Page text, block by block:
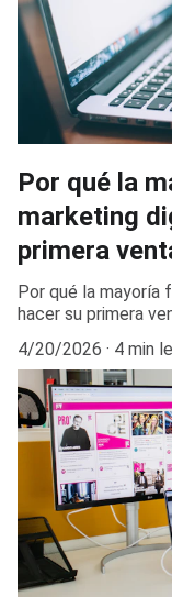
Por qué la
marketing
primera
Por qué la mayoría
hacer su primera
4/20/2026
4 min